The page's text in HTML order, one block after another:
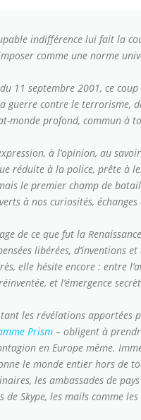
indifférence lui fait la
comme une norme
11 septembre 2001, ce coup
guerre contre le terrorisme,
monde profond, commun à
à l’opinion, au
réduite à la police, prête à
le premier champ de
à nos curiosités,
de ce que fut la
libérées, d’inventions
elle hésite encore : entre
et l’émergence
tant les révélations apportées
Prism – obligent à
en Europe même.
le monde entier hors de
les ambassades de
Skype, les mails comme les